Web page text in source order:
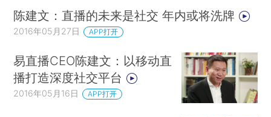
陈建文：直播的未来是社交 年内或将洗牌
2016年05月27日 APP打开
易直播CEO陈建文：以移动直
播打造深度社交平台
2016年05月16日 APP打开